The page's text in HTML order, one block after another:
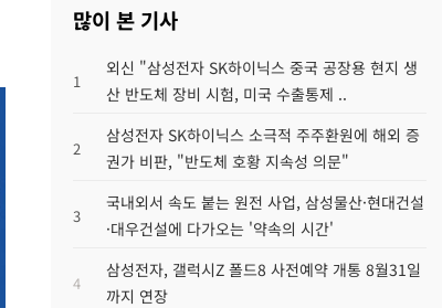
많이 본 기사
1
외신 "삼성전자 SK하이닉스 중국 공장용 현지 생
산 반도체 장비 시험, 미국 수출통제 ..
2
삼성전자 SK하이닉스 소극적 주주환원에 해외 증
권가 비판, "반도체 호황 지속성 의문"
3
국내외서 속도 붙는 원전 사업, 삼성물산·현대건설
·대우건설에 다가오는 '약속의 시간'
4
삼성전자, 갤럭시Z 폴드8 사전예약 개통 8월31일
까지 연장